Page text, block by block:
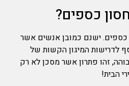
כספים?
כספים. ישנם כמובן אנשים אשר
לדרישות המיגון הקשות של
זהו פתרון אשר מסכן לא רק
הבית!